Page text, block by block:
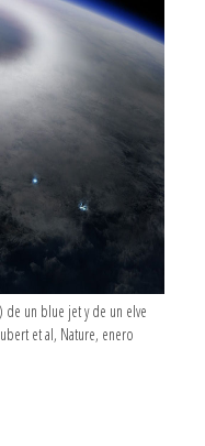
de un blue jet y de un elve
et al, Nature, enero